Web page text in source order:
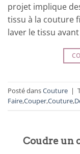
projet implique
tissu à la couture
laver le tissu avant
Posté dansCouture |
Faire,Couper,Couture,
Coudre un